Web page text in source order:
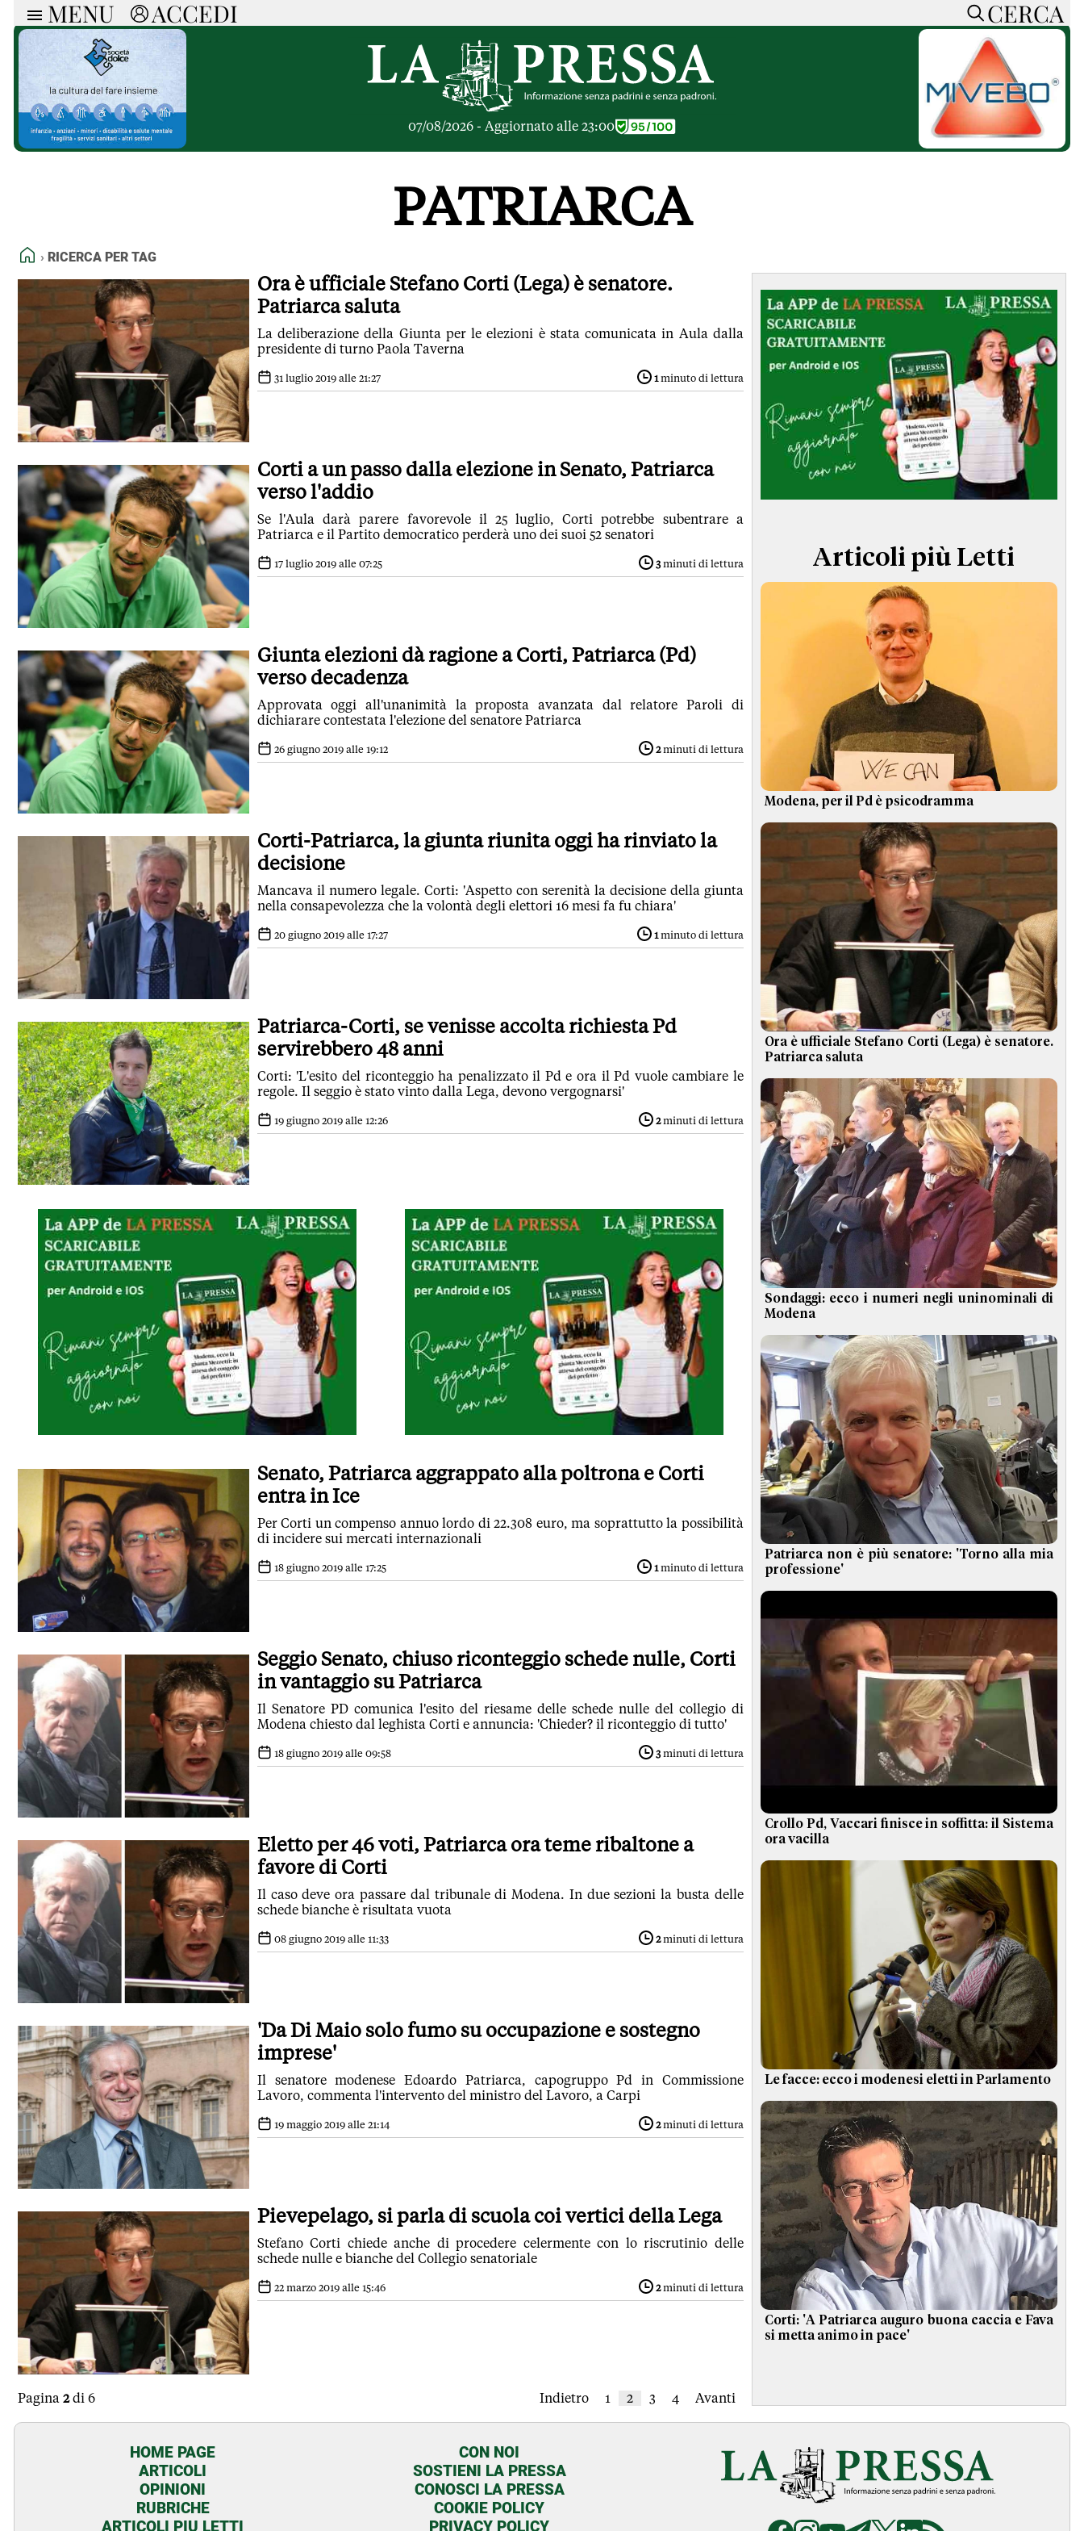
MENU ACCEDI CERCA
ARTICOLI
Politica
Economia
Società
La Nera
Che Cultura
Tutti gli Articoli
RUBRICHE
Ruote Libere
Dossier Inceneritore
Dossier Cave
Necrologie
Consigli di investimento
Tutte le Rubriche
OPINIONI
Lettere al Direttore
Parola d'Autore
Il Galeotto
Cronache Pandemiche
Tutte le Opinioni
Opinioni
Tutti gli Articoli
ACCEDI o REGISTRATI
SOSTIENI LA PRESSA
MAPPA DEL SITO
NORMATIVE
DEONTOLOGICHE
TERMINI e CONDIZIONI
Ricerca
CERCA
07/08/2026 - Aggiornato alle 23:00
PATRIARCA
HOME
RICERCA PER TAG
Ora è ufficiale Stefano Corti (Lega) è senatore.
Patriarca saluta
La deliberazione della Giunta per le elezioni è stata comunicata in Aula dalla
presidente di turno Paola Taverna
31 luglio 2019 alle 21:27 1minuto di lettura
Corti a un passo dalla elezione in Senato, Patriarca
verso l'addio
Se l'Aula darà parere favorevole il 25 luglio, Corti potrebbe subentrare a
Patriarca e il Partito democratico perderà uno dei suoi 52 senatori
17 luglio 2019 alle 07:25 3minuti di lettura
Giunta elezioni dà ragione a Corti, Patriarca (Pd)
verso decadenza
Approvata oggi all'unanimità la proposta avanzata dal relatore Paroli di
dichiarare contestata l'elezione del senatore Patriarca
26 giugno 2019 alle 19:12 2minuti di lettura
Corti-Patriarca, la giunta riunita oggi ha rinviato la
decisione
Mancava il numero legale. Corti: 'Aspetto con serenità la decisione della giunta
nella consapevolezza che la volontà degli elettori 16 mesi fa fu chiara'
20 giugno 2019 alle 17:27 1minuto di lettura
Patriarca-Corti, se venisse accolta richiesta Pd
servirebbero 48 anni
Corti: 'L'esito del riconteggio ha penalizzato il Pd e ora il Pd vuole cambiare le
regole. Il seggio è stato vinto dalla Lega, devono vergognarsi'
19 giugno 2019 alle 12:26 2minuti di lettura
Senato, Patriarca aggrappato alla poltrona e Corti
entra in Ice
Per Corti un compenso annuo lordo di 22.308 euro, ma soprattutto la possibilità
di incidere sui mercati internazionali
18 giugno 2019 alle 17:25 1minuto di lettura
Seggio Senato, chiuso riconteggio schede nulle, Corti
in vantaggio su Patriarca
Il Senatore PD comunica l'esito del riesame delle schede nulle del collegio di
Modena chiesto dal leghista Corti e annuncia: 'Chieder? il riconteggio di tutto'
18 giugno 2019 alle 09:58 3minuti di lettura
Eletto per 46 voti, Patriarca ora teme ribaltone a
favore di Corti
Il caso deve ora passare dal tribunale di Modena. In due sezioni la busta delle
schede bianche è risultata vuota
08 giugno 2019 alle 11:33 2minuti di lettura
'Da Di Maio solo fumo su occupazione e sostegno
imprese'
Il senatore modenese Edoardo Patriarca, capogruppo Pd in Commissione
Lavoro, commenta l'intervento del ministro del Lavoro, a Carpi
19 maggio 2019 alle 21:14 2minuti di lettura
Pievepelago, si parla di scuola coi vertici della Lega
Stefano Corti chiede anche di procedere celermente con lo riscrutinio delle
schede nulle e bianche del Collegio senatoriale
22 marzo 2019 alle 15:46 2minuti di lettura
Pagina 2di 6 Indietro 1 2 3 4 Avanti
Articoli più Letti
Modena, per il Pd è psicodramma
Ora è ufficiale Stefano Corti (Lega) è senatore.
Patriarca saluta
Sondaggi: ecco i numeri negli uninominali di
Modena
Patriarca non è più senatore: 'Torno alla mia
professione'
Crollo Pd, Vaccari finisce in soffitta: il Sistema
ora vacilla
Le facce: ecco i modenesi eletti in Parlamento
Corti: 'A Patriarca auguro buona caccia e Fava
si metta animo in pace'
HOME PAGE
ARTICOLI
OPINIONI
RUBRICHE
ARTICOLI PIU LETTI
CON NOI
SOSTIENI LA PRESSA
CONOSCI LA PRESSA
COOKIE POLICY
PRIVACY POLICY